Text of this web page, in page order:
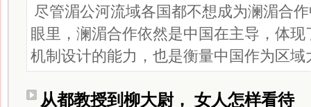
尽管湄公河流域各国都不想成为澜湄合
眼里，澜湄合作依然是中国在主导，体
机制设计的能力，也是衡量中国作为区
从都教授到柳大尉， 女人怎样看待